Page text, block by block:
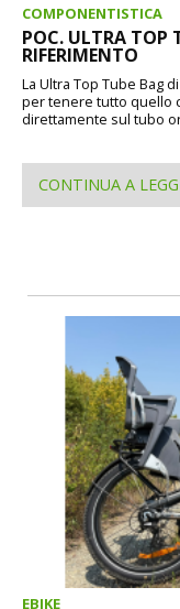
COMPONENTISTICA
POC. ULTRA TOP
RIFERIMENTO
La Ultra Top Tube Bag
per tenere tutto quello
direttamente sul tubo
CONTINUA A
EBIKE